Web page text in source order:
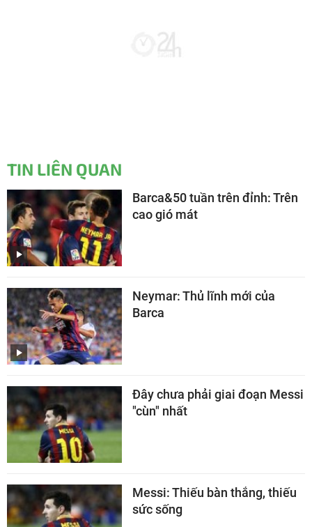
TIN LIÊN QUAN
Barca&50 tuần trên đỉnh: Trên
cao gió mát
Neymar: Thủ lĩnh mới của
Barca
Đây chưa phải giai đoạn Messi
"cùn" nhất
Messi: Thiếu bàn thắng, thiếu
sức sống